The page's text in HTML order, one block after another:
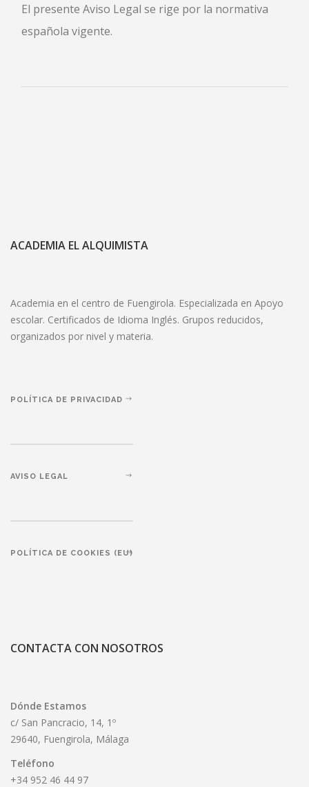
El presente Aviso Legal se rige por la normativa
española vigente.
ACADEMIA EL ALQUIMISTA
Academia en el centro de Fuengirola. Especializada en Apoyo
escolar. Certificados de Idioma Inglés. Grupos reducidos,
organizados por nivel y materia.
POLÍTICA DE PRIVACIDAD
AVISO LEGAL
POLÍTICA DE COOKIES (EU)
CONTACTA CON NOSOTROS
Dónde Estamos
c/ San Pancracio, 14, 1º
29640, Fuengirola, Málaga
Teléfono
+34 952 46 44 97